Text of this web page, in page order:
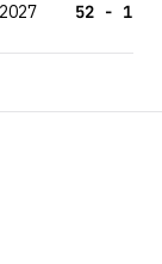
52 - 1